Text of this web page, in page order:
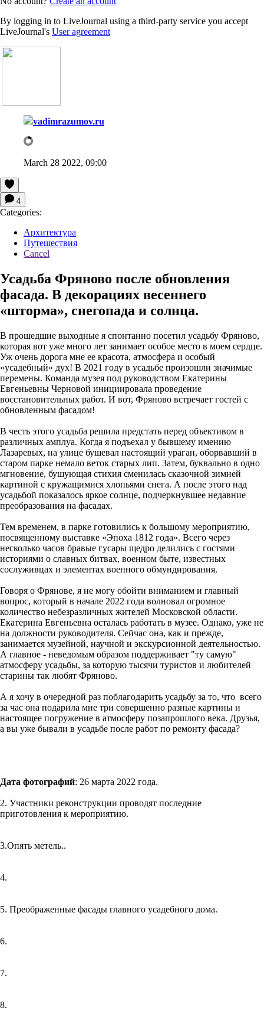
By logging in to LiveJournal using a third-party service you accept
LiveJournal's User agreement
vadimrazumov.ru
March 28 2022, 09:00
4
Categories:
Архитектура
Путешествия
Cancel
Усадьба Фряново после обновления
фасада. В декорациях весеннего
«шторма», снегопада и солнца.
В прошедшие выходные я спонтанно посетил усадьбу Фряново,
которая вот уже много лет занимает особое место в моем сердце.
Уж очень дорога мне ее красота, атмосфера и особый
«усадебный» дух! В 2021 году в усадьбе произошли значимые
перемены. Команда музея под руководством Екатерины
Евгеньевны Черновой инициировала проведение
восстановительных работ. И вот, Фряново встречает гостей с
обновленным фасадом!
В честь этого усадьба решила предстать перед объективом в
различных амплуа. Когда я подъехал у бывшему имению
Лазаревых, на улице бушевал настоящий ураган, оборвавший в
старом парке немало веток старых лип. Затем, буквально в одно
мгновение, бушующая стихия сменилась сказочной зимней
картиной с кружащимися хлопьями снега. А после этого над
усадьбой показалось яркое солнце, подчеркнувшее недавние
преобразования на фасадах.
Тем временем, в парке готовились к большому мероприятию,
посвященному выставке «Эпоха 1812 года». Всего через
несколько часов бравые гусары щедро делились с гостями
историями о славных битвах, военном быте, известных
сослуживцах и элементах военного обмундирования.
Говоря о Фрянове, я не могу обойти вниманием и главный
вопрос, который в начале 2022 года волновал огромное
количество небезразличных жителей Московской области.
Екатерина Евгеньевна осталась работать в музее. Однако, уже не
на должности руководителя. Сейчас она, как и прежде,
занимается музейной, научной и экскурсионной деятельностью.
А главное - неведомым образом поддерживает "ту самую"
атмосферу усадьбы, за которую тысячи туристов и любителей
старины так любят Фряново.
А я хочу в очередной раз поблагодарить усадьбу за то, что всего
за час она подарила мне три совершенно разные картины и
настоящее погружение в атмосферу позапрошлого века. Друзья,
а вы уже бывали в усадьбе после работ по ремонту фасада?
Дата фотографий: 26 марта 2022 года.
2. Участники реконструкции проводят последние
приготовления к мероприятию.
3.Опять метель..
4.
5. Преображенные фасады главного усадебного дома.
6.
7.
8.